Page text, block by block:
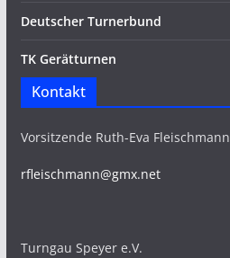
Deutscher Turnerbund
TK Gerätturnen
Kontakt
Vorsitzende Ruth-Eva Fleischmann
rfleischmann@gmx.net
Turngau Speyer e.V.